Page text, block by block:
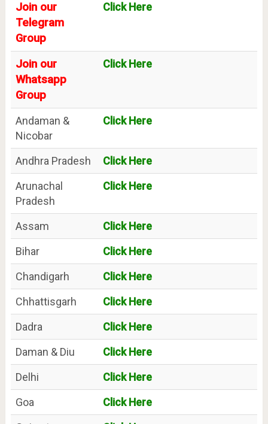
Join our
Telegram
Group
Click Here
Join our
Whatsapp
Group
Click Here
Andaman &
Nicobar
Click Here
Andhra Pradesh
Click Here
Arunachal
Pradesh
Click Here
Assam
Click Here
Bihar
Click Here
Chandigarh
Click Here
Chhattisgarh
Click Here
Dadra
Click Here
Daman & Diu
Click Here
Delhi
Click Here
Goa
Click Here